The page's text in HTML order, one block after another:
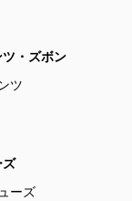
・ズボン
ツ
ズ
ーズ